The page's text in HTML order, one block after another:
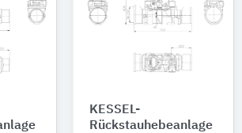
KESSEL-
Rückstauhebeanlage